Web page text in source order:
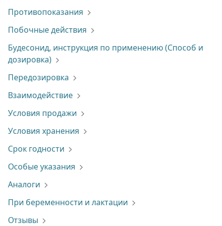
Противопоказания
Побочные действия
Будесонид, инструкция по применению (Способ и
дозировка)
Передозировка
Взаимодействие
Условия продажи
Условия хранения
Срок годности
Особые указания
Аналоги
При беременности и лактации
Отзывы